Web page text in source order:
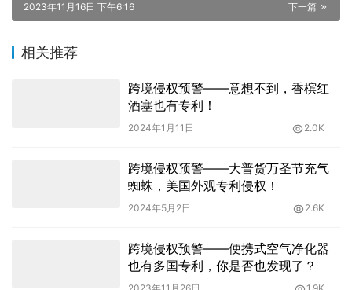
下一篇
2023年11月16日 下午6:16
相关推荐
跨境侵权预警——意想不到，香槟红
酒塞也有专利！
2024年1月11日 2.0K
跨境侵权预警——大普货万圣节充气
蜘蛛，美国外观专利侵权！
2024年5月2日 2.6K
跨境侵权预警——便携式空气净化器
也有多国专利，你是否也发现了？